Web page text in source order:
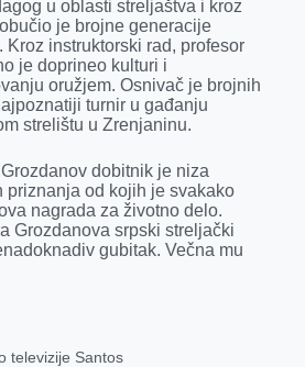
u oblasti streljaštva i kroz
je brojne generacije
Kroz instruktorski rad, profesor
je doprineo kulturi i
oružjem. Osnivač je brojnih
turnir u gađanju
strelištu u Zrenjaninu.
dobitnik je niza
priznanja od kojih je svakako
nagrada za životno delo.
Grozdanova srpski streljački
gubitak. Večna mu
televizije Santos